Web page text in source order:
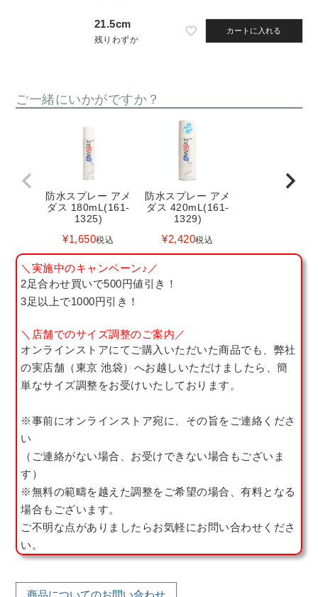
21.5cm
残りわずか
カートに入れる
ご一緒にいかがですか？
防水スプレー アメ
ダス 180mL(161-
1325)
¥1,650税込
防水スプレー アメ
ダス 420mL(161-
1329)
¥2,420税込
＼実施中のキャンペーン♪／
2足合わせ買いで500円値引き！
3足以上で1000円引き！
＼店舗でのサイズ調整のご案内／
オンラインストアにてご購入いただいた商品でも、弊社
の実店舗（東京 池袋）へお越しいただけましたら、簡
単なサイズ調整をお受けいたしております。
※事前にオンラインストア宛に、その旨をご連絡くださ
い
（ご連絡がない場合、お受けできない場合もございま
す）
※無料の範疇を越えた調整をご希望の場合、有料となる
場合もございます。
ご不明な点がありましたらお気軽にお問い合わせくださ
い。